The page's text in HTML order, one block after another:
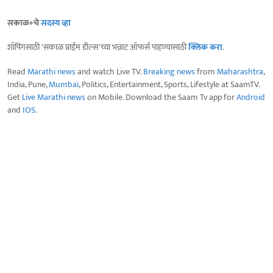
सकाळ+चेसदस्य व्हा
शॉपिंगसाठी 'सकाळ प्राईम डील्स'च्या भन्नाट ऑफर्स पाहण्यासाठीक्लिक करा.
Read Marathi newsand watch Live TV.Breaking newsfrom Maharashtra,
India, Pune,Mumbai, Politics, Entertainment, Sports, Lifestyle at SaamTV.
GetLive Marathi newson Mobile. Download the Saam Tv app forAndroid
and IOS.